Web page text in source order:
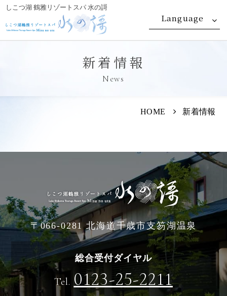
しこつ湖 鶴雅リゾートスパ 水の謌
Language
新着情報
News
HOME 新着情報
〒066-0281 北海道千歳市支笏湖温泉
総合受付ダイヤル
Tel. 0123-25-2211